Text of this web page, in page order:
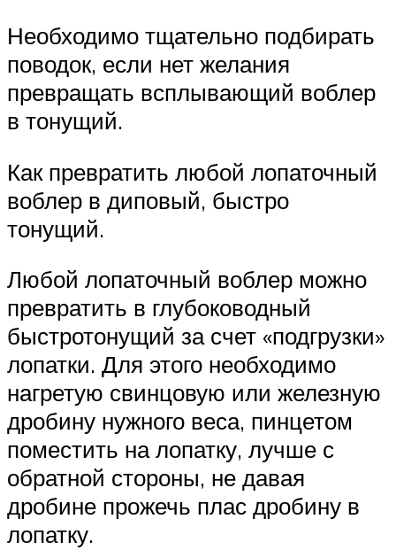
Необходимо тщательно подбирать
поводок, если нет желания
превращать всплывающий воблер
в тонущий.
Как превратить любой лопаточный
воблер в диповый, быстро
тонущий.
Любой лопаточный воблер можно
превратить в глубоководный
быстротонущий за счет «подгрузки»
лопатки. Для этого необходимо
нагретую свинцовую или железную
дробину нужного веса, пинцетом
поместить на лопатку, лучше с
обратной стороны, не давая
дробине прожечь плас дробину в
лопатку.